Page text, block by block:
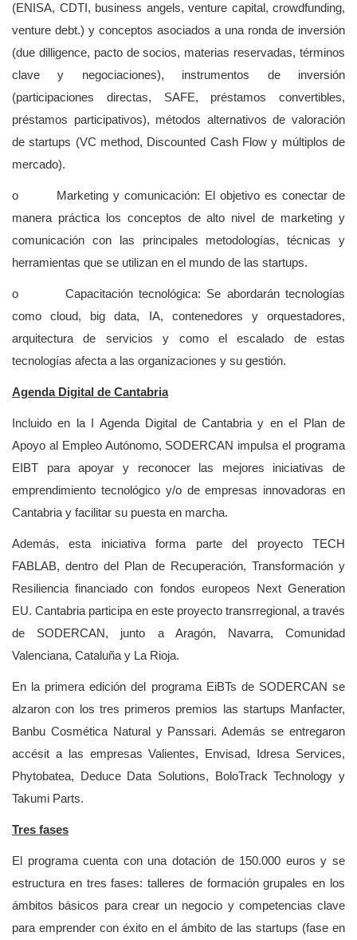
(ENISA, CDTI, business angels, venture capital, crowdfunding,
venture debt.) y conceptos asociados a una ronda de inversión
(due dilligence, pacto de socios, materias reservadas, términos
clave y negociaciones), instrumentos de inversión
(participaciones directas, SAFE, préstamos convertibles,
préstamos participativos), métodos alternativos de valoración
de startups (VC method, Discounted Cash Flow y múltiplos de
mercado).
o Marketing y comunicación: El objetivo es conectar de
manera práctica los conceptos de alto nivel de marketing y
comunicación con las principales metodologías, técnicas y
herramientas que se utilizan en el mundo de las startups.
o Capacitación tecnológica: Se abordarán tecnologías
como cloud, big data, IA, contenedores y orquestadores,
arquitectura de servicios y como el escalado de estas
tecnologías afecta a las organizaciones y su gestión.
Agenda Digital de Cantabria
Incluido en la I Agenda Digital de Cantabria y en el Plan de
Apoyo al Empleo Autónomo, SODERCAN impulsa el programa
EIBT para apoyar y reconocer las mejores iniciativas de
emprendimiento tecnológico y/o de empresas innovadoras en
Cantabria y facilitar su puesta en marcha.
Además, esta iniciativa forma parte del proyecto TECH
FABLAB, dentro del Plan de Recuperación, Transformación y
Resiliencia financiado con fondos europeos Next Generation
EU. Cantabria participa en este proyecto transrregional, a través
de SODERCAN, junto a Aragón, Navarra, Comunidad
Valenciana, Cataluña y La Rioja.
En la primera edición del programa EiBTs de SODERCAN se
alzaron con los tres primeros premios las startups Manfacter,
Banbu Cosmética Natural y Panssari. Además se entregaron
accésit a las empresas Valientes, Envisad, Idresa Services,
Phytobatea, Deduce Data Solutions, BoloTrack Technology y
Takumi Parts.
Tres fases
El programa cuenta con una dotación de 150.000 euros y se
estructura en tres fases: talleres de formación grupales en los
ámbitos básicos para crear un negocio y competencias clave
para emprender con éxito en el ámbito de las startups (fase en